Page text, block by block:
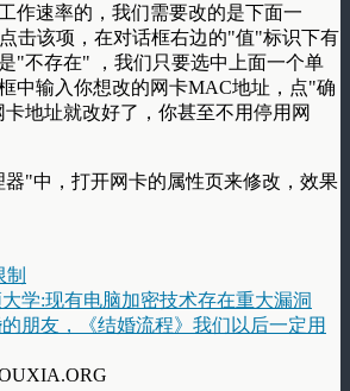
作速率的，我们需要改的是下面一
击该项，在对话框右边的"值"标识下有
"不存在" ，我们只要选中上面一个单
中输入你想改的网卡MAC地址，点"确
地址就改好了，你甚至不用停用网
"中，打开网卡的属性页来修改，效果
学:现有电脑加密技术存在重大漏洞
朋友，《结婚流程》我们以后一定用